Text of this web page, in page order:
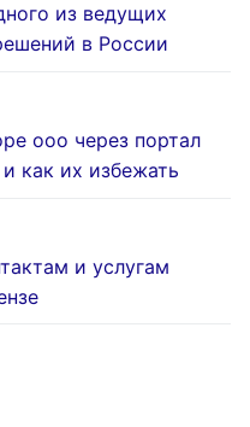
из ведущих
в России
ооо через портал
как их избежать
и услугам